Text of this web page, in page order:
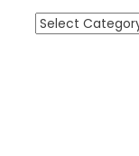
Danh mục